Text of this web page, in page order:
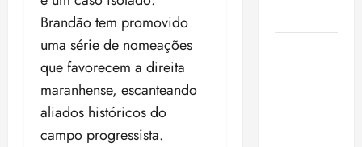
Brandão tem promovido
uma série de nomeações
que favorecem a direita
maranhense, escanteando
aliados históricos do
campo progressista.